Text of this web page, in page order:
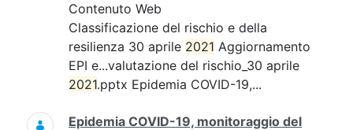
Contenuto Web
Classificazione del rischio e della
resilienza 30 aprile 2021 Aggiornamento
EPI e...valutazione del rischio_30 aprile
2021.pptx Epidemia COVID-19,...
Epidemia COVID-19, monitoraggio del